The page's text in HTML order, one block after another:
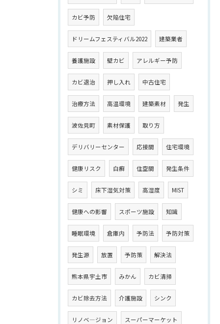
カビ予防 欠陥住宅
ドリームフェスティバル2022 建築業者
養護施設 壁カビ アレルギー予防
カビ退治 押し入れ 中古住宅
治療方法 高温環境 建築素材 発生
波佐見町 素材保護 取り方
デリバリーセンター 応接間 住宅環境
健康リスク 白癬 住空間 発生条件
シミ 床下湿気対策 高湿度 MIST
健康への影響 スポーツ施設 知識
睡眠環境 倉庫内 予防法 予防対策
発生源 放置 予防策 解決法
熊本県宇土市 みかん カビ清掃
カビ除去方法 介護施設 シンク
リノベ―ジョン スーパーマーケット